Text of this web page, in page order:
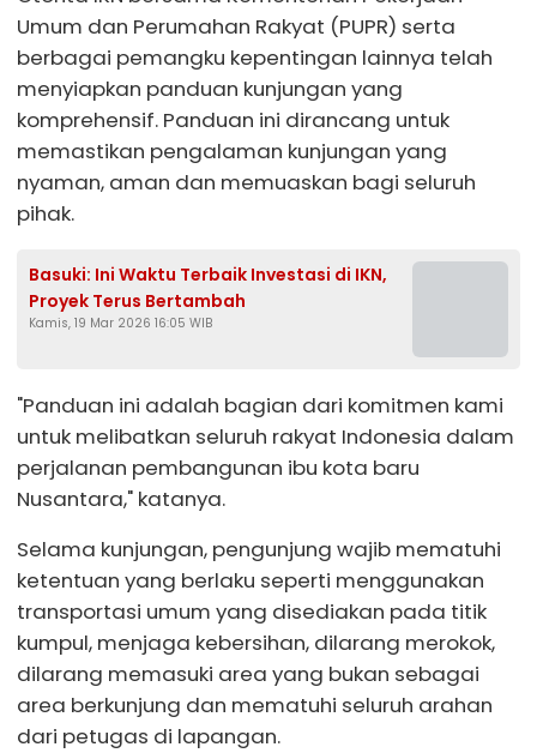
Umum dan Perumahan Rakyat (PUPR) serta
berbagai pemangku kepentingan lainnya telah
menyiapkan panduan kunjungan yang
komprehensif. Panduan ini dirancang untuk
memastikan pengalaman kunjungan yang
nyaman, aman dan memuaskan bagi seluruh
pihak.
Basuki: Ini Waktu Terbaik Investasi di IKN,
Proyek Terus Bertambah
Kamis, 19 Mar 2026 16:05 WIB
"Panduan ini adalah bagian dari komitmen kami
untuk melibatkan seluruh rakyat Indonesia dalam
perjalanan pembangunan ibu kota baru
Nusantara," katanya.
Selama kunjungan, pengunjung wajib mematuhi
ketentuan yang berlaku seperti menggunakan
transportasi umum yang disediakan pada titik
kumpul, menjaga kebersihan, dilarang merokok,
dilarang memasuki area yang bukan sebagai
area berkunjung dan mematuhi seluruh arahan
dari petugas di lapangan.